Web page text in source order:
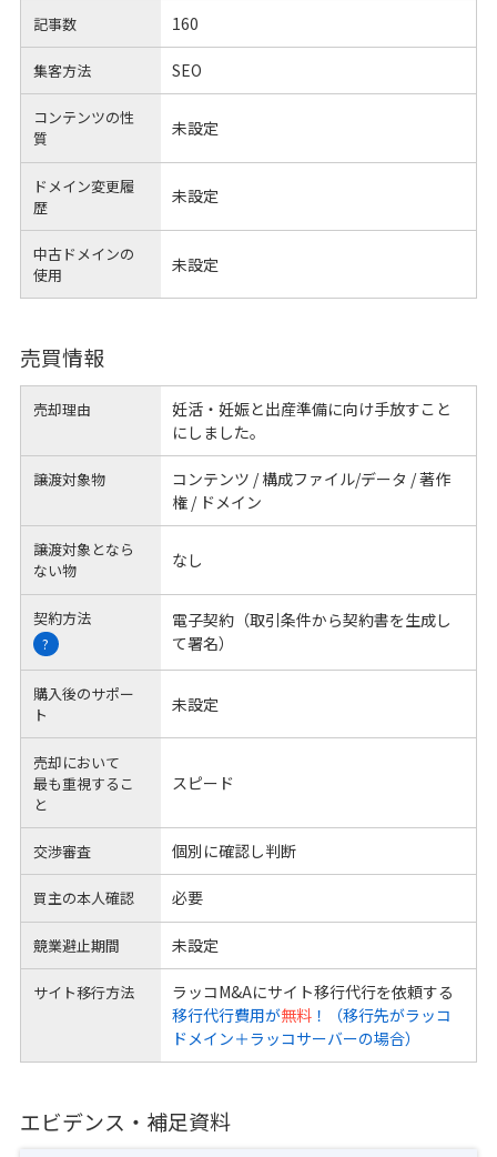
記事数 160
集客方法 SEO
コンテンツの性
質
未設定
ドメイン変更履
歴
未設定
中古ドメインの
使用
未設定
売買情報
売却理由
妊活・妊娠と出産準備に向け手放すこと
にしました。
譲渡対象物
コンテンツ / 構成ファイル/データ / 著作
権 / ドメイン
譲渡対象となら
ない物
なし
契約方法
?
電子契約（取引条件から契約書を生成し
て署名）
購入後のサポー
ト
未設定
売却において
最も重視するこ
と
スピード
交渉審査 個別に確認し判断
買主の本人確認 必要
競業避止期間 未設定
サイト移行方法
ラッコM&Aにサイト移行代行を依頼する
移行代行費用が無料！（移行先がラッコ
ドメイン＋ラッコサーバーの場合）
エビデンス・補足資料